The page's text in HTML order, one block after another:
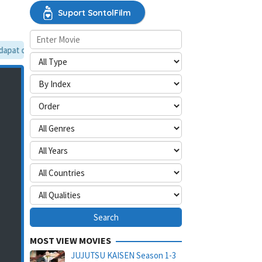
dilewati, silakan aktifkan mode situs desktop.
Suport SontolFilm
MOST VIEW MOVIES
JUJUTSU KAISEN Season 1-3